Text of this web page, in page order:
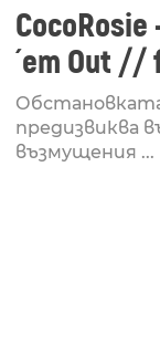
CocoRosie
´em Out //
предизвиква
възмущения ...